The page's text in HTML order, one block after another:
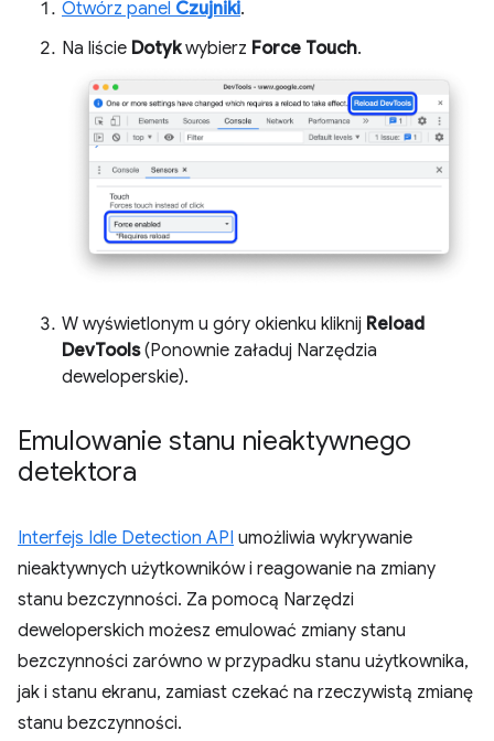
Otwórz panel Czujniki.
Na liście Dotykwybierz Force Touch.
W wyświetlonym u góry okienku kliknij Reload
DevTools(Ponownie załaduj Narzędzia
deweloperskie).
Emulowanie stanu nieaktywnego
detektora
Interfejs Idle Detection API umożliwia wykrywanie
nieaktywnych użytkowników i reagowanie na zmiany
stanu bezczynności. Za pomocą Narzędzi
deweloperskich możesz emulować zmiany stanu
bezczynności zarówno w przypadku stanu użytkownika,
jak i stanu ekranu, zamiast czekać na rzeczywistą zmianę
stanu bezczynności.